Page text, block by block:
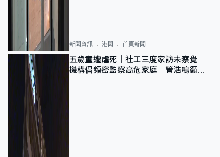
新聞資訊 港聞 首頁新聞
五歲童遭虐死｜社工三度家訪未察覺
機構倡頻密監察高危家庭 管浩鳴籲加